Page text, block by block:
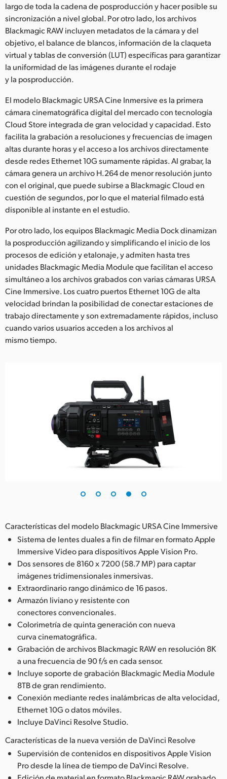
largo de toda la cadena de posproducción y hacer posible su
sincronización a nivel global. Por otro lado, los archivos
Blackmagic RAW incluyen metadatos de la cámara y del
objetivo, el balance de blancos, información de la claqueta
virtual y tablas de conversión (LUT) específicas para garantizar
la uniformidad de las imágenes durante el rodaje
y la posproducción.
El modelo Blackmagic URSA Cine Inmersive es la primera
cámara cinematográfica digital del mercado con tecnología
Cloud Store integrada de gran velocidad y capacidad. Esto
facilita la grabación a resoluciones y frecuencias de imagen
altas durante horas y el acceso a los archivos directamente
desde redes Ethernet 10G sumamente rápidas. Al grabar, la
cámara genera un archivo H.264 de menor resolución junto
con el original, que puede subirse a Blackmagic Cloud en
cuestión de segundos, por lo que el material filmado está
disponible al instante en el estudio.
Por otro lado, los equipos Blackmagic Media Dock dinamizan
la posproducción agilizando y simplificando el inicio de los
procesos de edición y etalonaje, y admiten hasta tres
unidades Blackmagic Media Module que facilitan el acceso
simultáneo a los archivos grabados con varias cámaras URSA
Cine Immersive. Los cuatro puertos Ethernet 10G de alta
velocidad brindan la posibilidad de conectar estaciones de
trabajo directamente y son extremadamente rápidos, incluso
cuando varios usuarios acceden a los archivos al
mismo tiempo.
Características del modelo Blackmagic URSA Cine Immersive
Sistema de lentes duales a fin de filmar en formato Apple
Immersive Video para dispositivos Apple Vision Pro.
Dos sensores de 8160 x 7200 (58.7 MP) para captar
imágenes tridimensionales inmersivas.
Extraordinario rango dinámico de 16 pasos.
Armazón liviano y resistente con
conectores convencionales.
Colorimetría de quinta generación con nueva
curva cinematográfica.
Grabación de archivos Blackmagic RAW en resolución 8K
a una frecuencia de 90 f/s en cada sensor.
Incluye soporte de grabación Blackmagic Media Module
8TB de gran rendimiento.
Conexión mediante redes inalámbricas de alta velocidad,
Ethernet 10G o datos móviles.
Incluye DaVinci Resolve Studio.
Características de la nueva versión de DaVinci Resolve
Supervisión de contenidos en dispositivos Apple Vision
Pro desde la línea de tiempo de DaVinci Resolve.